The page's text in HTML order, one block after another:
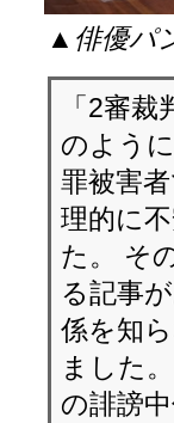
▲俳優パ
「2審
のよう
罪被害
理的に
た。 そ
る記事
係を知
ました
の誹謗